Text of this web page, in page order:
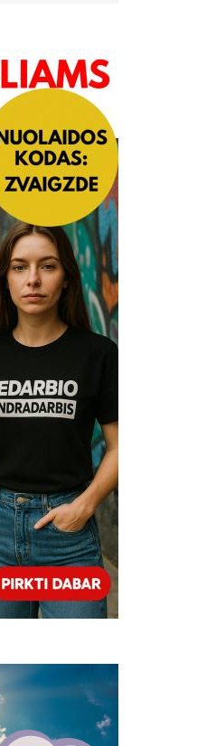
Automobilių eismas
Naujosios gatvės
rekonstrukcijos darbams